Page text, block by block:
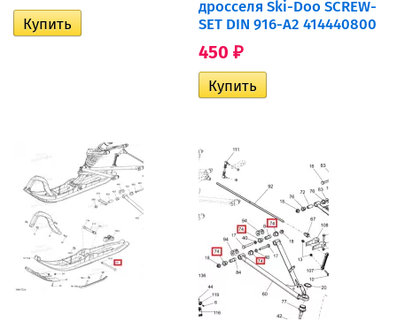
дросселя Ski-Doo SCREW-
SET DIN 916-A2 414440800
450 ₽